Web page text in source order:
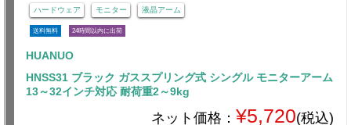
ハードウェア モニター 液晶アーム
送料無料 24時間以内に出荷
HUANUO
HNSS31 ブラック ガススプリング式 シングル モニターアーム
13～32インチ対応 耐荷重2～9kg
ネット価格： ¥5,720(税込)